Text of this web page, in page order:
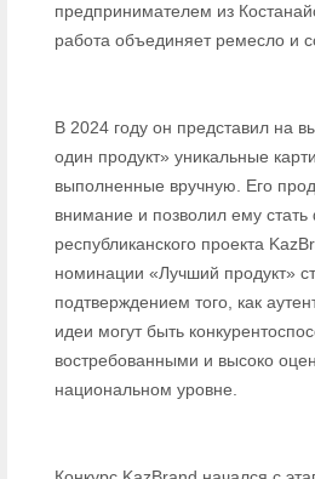
предпринимателем из
работа объединяет ремесло и
В 2024 году он представил на
один продукт» уникальные
выполненные вручную. Его
внимание и позволил ему
республиканского проекта
номинации «Лучший продукт»
подтверждением того, как
идеи могут быть
востребованными и высоко
национальном уровне.